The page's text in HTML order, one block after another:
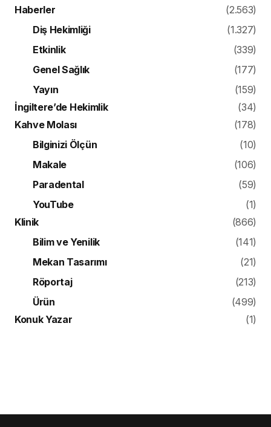
Haberler
(2.563)
Diş Hekimliği
(1.327)
Etkinlik
(339)
Genel Sağlık
(177)
Yayın
(159)
İngiltere’de Hekimlik
(34)
Kahve Molası
(178)
Bilginizi Ölçün
(10)
Makale
(106)
Paradental
(59)
YouTube
(1)
Klinik
(866)
Bilim ve Yenilik
(141)
Mekan Tasarımı
(21)
Röportaj
(213)
Ürün
(499)
Konuk Yazar
(1)